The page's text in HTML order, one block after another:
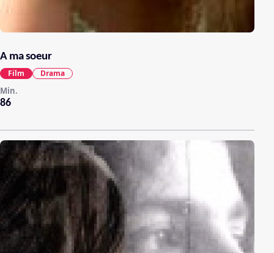
A ma soeur
86
Min.
Film Drama